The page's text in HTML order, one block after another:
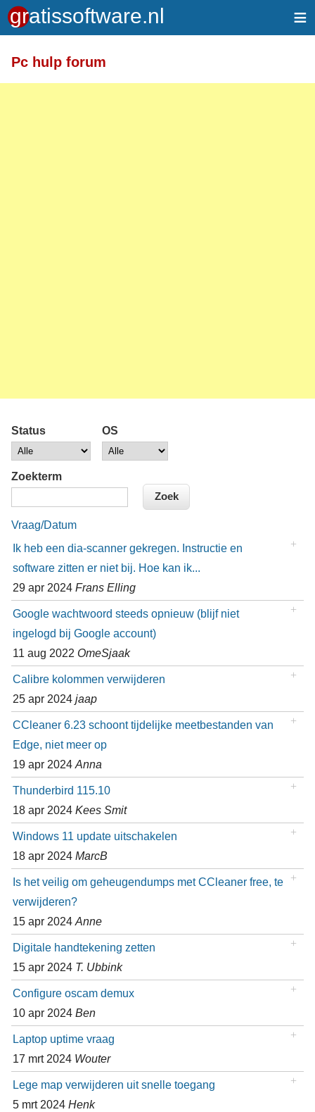
≡
Pc hulp forum
Status OS
Zoekterm
Vraag/Datum
Ik heb een dia-scanner gekregen. Instructie en
software zitten er niet bij. Hoe kan ik...
29 apr 2024 Frans Elling
Google wachtwoord steeds opnieuw (blijf niet
ingelogd bij Google account)
11 aug 2022 OmeSjaak
Calibre kolommen verwijderen
25 apr 2024 jaap
CCleaner 6.23 schoont tijdelijke meetbestanden van
Edge, niet meer op
19 apr 2024 Anna
Thunderbird 115.10
18 apr 2024 Kees Smit
Windows 11 update uitschakelen
18 apr 2024 MarcB
Is het veilig om geheugendumps met CCleaner free, te
verwijderen?
15 apr 2024 Anne
Digitale handtekening zetten
15 apr 2024 T. Ubbink
Configure oscam demux
10 apr 2024 Ben
Laptop uptime vraag
17 mrt 2024 Wouter
Lege map verwijderen uit snelle toegang
5 mrt 2024 Henk